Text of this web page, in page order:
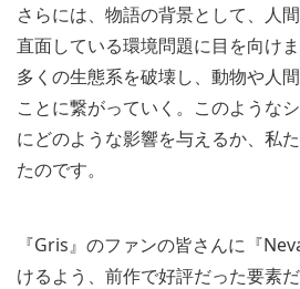
さらには、物語の背景として、人
直面している環境問題に目を向け
多くの生態系を破壊し、動物や人
ことに繋がっていく。このような
にどのような影響を与えるか、私
たのです。
『Gris』のファンの皆さんに『
けるよう、前作で好評だった要素